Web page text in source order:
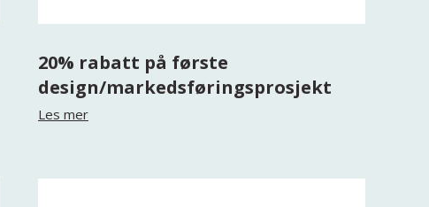
20% rabatt på første
design/markedsføringsprosjekt
Les mer